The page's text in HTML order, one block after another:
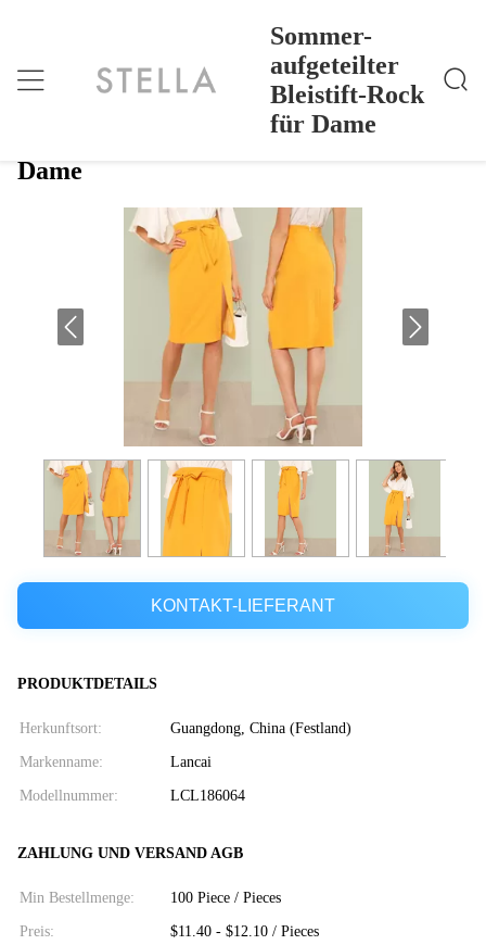
Sommer-
aufgeteilter
Bleistift-Rock
für Dame
Nach Hause Products> Sommer-Aufgeteilter Bleistift-Rock Für Dame
Sommer-aufgeteilter Bleistift-Rock für
Dame
KONTAKT-LIEFERANT
PRODUKTDETAILS
Herkunftsort: Guangdong, China (Festland)
Markenname: Lancai
Modellnummer: LCL186064
ZAHLUNG UND VERSAND AGB
Min Bestellmenge: 100 Piece / Pieces
Preis: $11.40 - $12.10 / Pieces